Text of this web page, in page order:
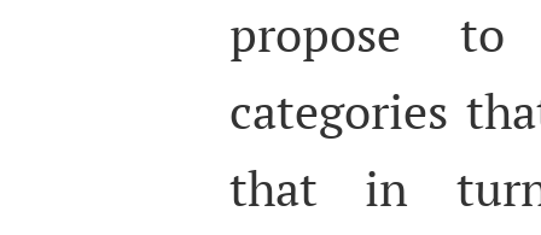
propose
categories
that in